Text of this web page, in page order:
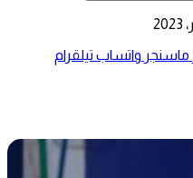
ماسنجر واتساب تيلقرام